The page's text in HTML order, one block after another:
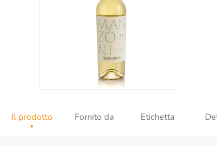
Il prodotto Fornito da Etichetta